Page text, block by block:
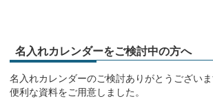
名入れカレンダーをご検討中の方へ
名入れカレンダーのご検討ありがとうござい
便利な資料をご用意しました。